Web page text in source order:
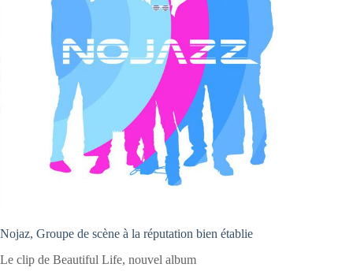
Nojaz, Groupe de scène à la réputation bien établie
Le clip de Beautiful Life, nouvel album